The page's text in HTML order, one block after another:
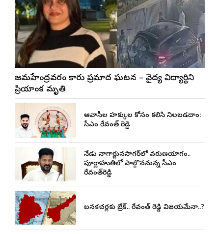
రాజమహేంద్రవరం కారు ప్రమాద ఘటన – వైద్య విద్యార్థిని
ప్రియాంక మృతి
ఆదివాసీల హక్కుల కోసం కలిసి నిలబడదాం:
సీఎం రేవంత్ రెడ్డి
నేడు నాగార్జునసాగర్‌లో వరుణయాగం..
పూర్ణాహుతిలో పాల్గొననున్న సీఎం
రేవంత్‌రెడ్డి
బనకచర్లకు బ్రేక్.. రేవంత్ రెడ్డి విజయమేనా..?